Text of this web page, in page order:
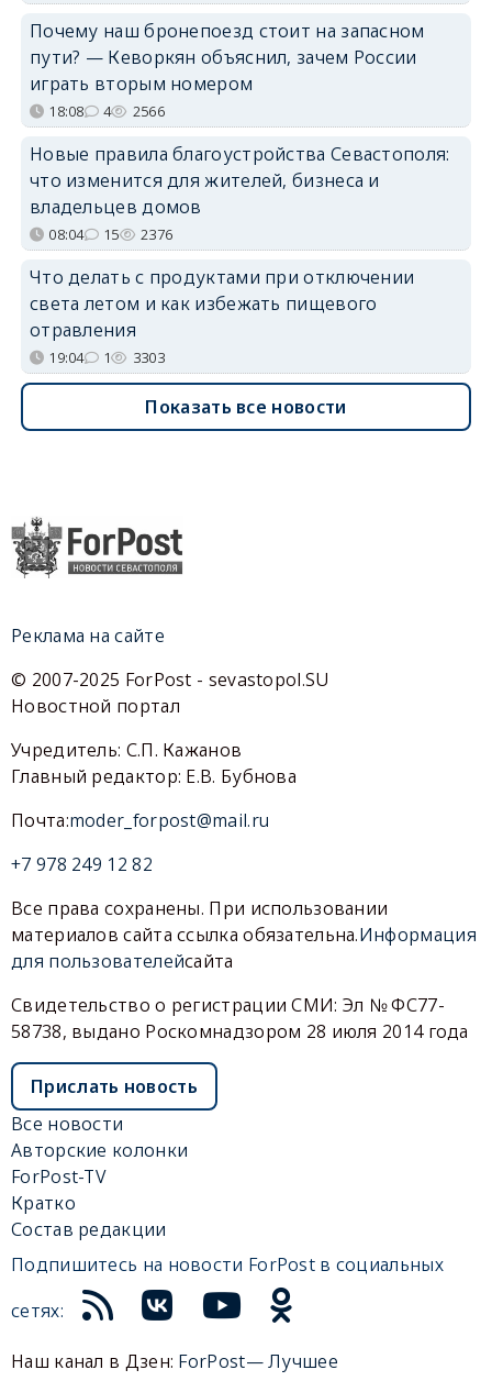
Почему наш бронепоезд стоит на запасном
пути? — Кеворкян объяснил, зачем России
играть вторым номером
18:08 4 2566
Новые правила благоустройства Севастополя:
что изменится для жителей, бизнеса и
владельцев домов
08:04 15 2376
Что делать с продуктами при отключении
света летом и как избежать пищевого
отравления
19:04 1 3303
Показать все новости
Реклама на сайте
© 2007-2025 ForPost - sevastopol.SU
Новостной портал
Учредитель: С.П. Кажанов
Главный редактор: Е.В. Бубнова
Почта:moder_forpost@mail.ru
+7 978 249 12 82
Все права сохранены. При использовании
материалов сайта ссылка обязательна.Информация
для пользователейсайта
Свидетельство о регистрации СМИ: Эл № ФС77-
58738, выдано Роскомнадзором 28 июля 2014 года
Прислать новость
Все новости
Авторские колонки
ForPost-TV
Кратко
Состав редакции
Подпишитесь на новости ForPost в социальных
сетях:
Наш канал в Дзен: ForPost— Лучшее